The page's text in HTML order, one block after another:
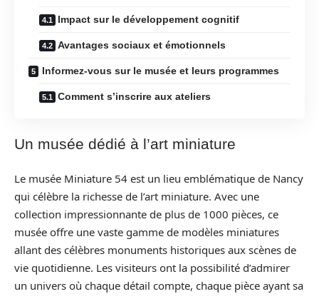
Impact sur le développement cognitif
Avantages sociaux et émotionnels
Informez-vous sur le musée et leurs programmes
Comment s’inscrire aux ateliers
Un musée dédié à l’art miniature
Le musée Miniature 54 est un lieu emblématique de Nancy
qui célèbre la richesse de l’art miniature. Avec une
collection impressionnante de plus de 1000 pièces, ce
musée offre une vaste gamme de modèles miniatures
allant des célèbres monuments historiques aux scènes de
vie quotidienne. Les visiteurs ont la possibilité d’admirer
un univers où chaque détail compte, chaque pièce ayant sa